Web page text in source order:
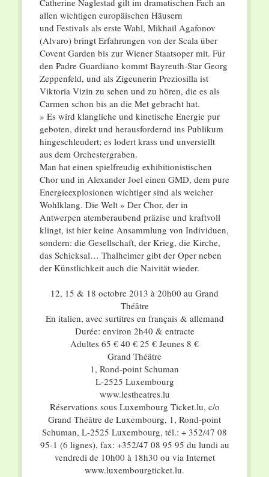
Catherine Naglestad gilt im dramatischen Fach an
allen wichtigen europäischen Häusern
und Festivals als erste Wahl, Mikhail Agafonov
(Alvaro) bringt Erfahrungen von der Scala über
Covent Garden bis zur Wiener Staatsoper mit. Für
den Padre Guardiano kommt Bayreuth-Star Georg
Zeppenfeld, und als Zigeunerin Preziosilla ist
Viktoria Vizin zu sehen und zu hören, die es als
Carmen schon bis an die Met gebracht hat.
» Es wird klangliche und kinetische Energie pur
geboten, direkt und herausfordernd ins Publikum
hingeschleudert; es lodert krass und unverstellt
aus dem Orchestergraben.
Man hat einen spielfreudig exhibitionistischen
Chor und in Alexander Joel einen GMD, dem pure
Energieexplosionen wichtiger sind als weicher
Wohlklang. Die Welt » Der Chor, der in
Antwerpen atemberaubend präzise und kraftvoll
klingt, ist hier keine Ansammlung von Individuen,
sondern: die Gesellschaft, der Krieg, die Kirche,
das Schicksal… Thalheimer gibt der Oper neben
der Künstlichkeit auch die Naivität wieder.
12, 15 & 18 octobre 2013 à 20h00 au Grand
Théâtre
En italien, avec surtitres en français & allemand
Durée: environ 2h40 & entracte
Adultes 65 € 40 € 25 € Jeunes 8 €
Grand Théâtre
1, Rond-point Schuman
L-2525 Luxembourg
www.lestheatres.lu
Réservations sous Luxembourg Ticket.lu, c/o
Grand Théâtre de Luxembourg, 1, Rond-point
Schuman, L-2525 Luxembourg, tél.: + 352/47 08
95-1 (6 lignes), fax: +352/47 08 95 95 du lundi au
vendredi de 10h00 à 18h30 ou via Internet
www.luxembourgticket.lu.